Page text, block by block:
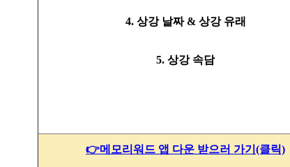
4. 상강 날짜 & 상강 유래
5. 상강 속담
👉메모리워드 앱 다운 받으러 가기(클릭)